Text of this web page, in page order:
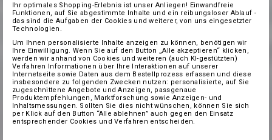
Ihr optimales Shopping-Erlebnis ist unser Anliegen! Einwandfreie
Funktionen, auf Sie abgestimmte Inhalte und ein reibungsloser Ablauf -
das sind die Aufgaben der Cookies und weiterer, von uns eingesetzter
Technologien.
Um Ihnen personalisierte Inhalte anzeigen zu können, benötigen wir
Ihre Einwilligung. Wenn Sie auf den Button „Alle akzeptieren“ klicken,
werden wir anhand von Cookies und weiteren (auch KI-gestützten)
Verfahren Informationen über Ihre Interaktionen auf unserer
Internetseite sowie Daten aus dem Bestellprozess erfassen und diese
insbesondere zu folgenden Zwecken nutzen: personalisierte, auf Sie
zugeschnittene Angebote und Anzeigen, passgenaue
Produktempfehlungen, Marktforschung sowie Anzeigen- und
Inhaltsmessungen. Sollten Sie dies nicht wünschen, können Sie sich
per Klick auf den Button “Alle ablehnen” auch gegen den Einsatz
entsprechender Cookies und Verfahren entscheiden.